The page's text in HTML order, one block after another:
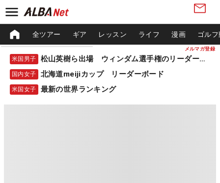
メルマガ登録
全ツアー ギア レッスン ライフ 漫画 ゴル
米国男子 松山英樹ら出場 ウィンダム選手権のリーダーボード
国内女子 北海道meijiカップ リーダーボード
米国女子 最新の世界ランキング